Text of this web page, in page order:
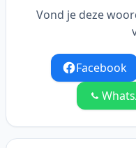
Vond je deze
Facebook